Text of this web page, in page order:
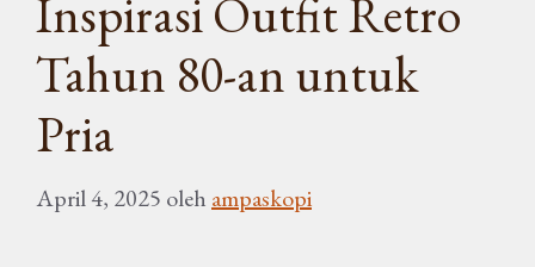
Inspirasi Outfit Retro
Tahun 80-an untuk
Pria
April 4, 2025 oleh ampaskopi